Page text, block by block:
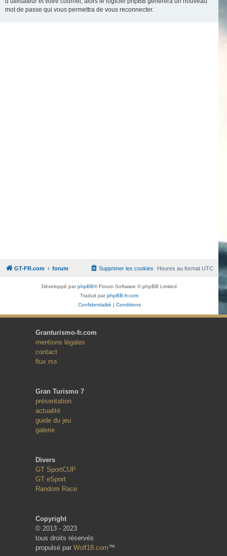
mot de passe qui vous permettra de vous reconnecter.
GT-FR.com forum Heures au formatUTC
Supprimer les cookies
Développé parphpBB® Forum Software © phpBB Limited
Traduit parphpBB-fr.com
Confidentialité | Conditions
Granturismo-fr.com
mentions légales
contact
flux rss
Gran Turismo 7
présentation
actualité
guide du jeu
galerie
Divers
GT SportCUP
GT eSport
Random Race
Copyright
© 2013 - 2023
tous droits réservés
propulsé par Wolf18.com™